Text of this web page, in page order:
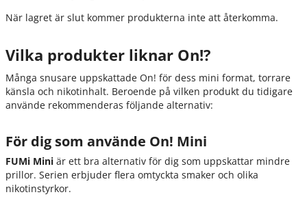
När lagret är slut kommer produkterna inte att återkomma.
Vilka produkter liknar On!?
Många snusare uppskattade On! för dess mini format, torrare
känsla och nikotinhalt. Beroende på vilken produkt du tidigare
använde rekommenderas följande alternativ:
För dig som använde On! Mini
FUMi Mini är ett bra alternativ för dig som uppskattar mindre
prillor. Serien erbjuder flera omtyckta smaker och olika
nikotinstyrkor.